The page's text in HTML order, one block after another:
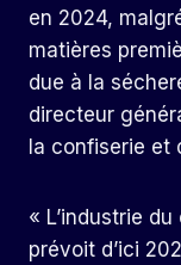
en 2024,
matières
due à la
directeur
la confiserie et
« L’industrie
prévoit d’ici